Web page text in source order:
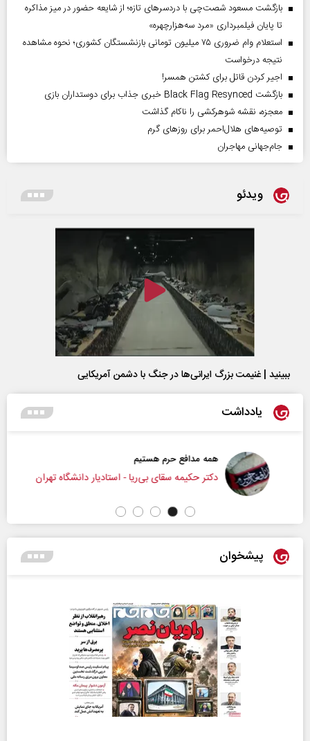
بازگشت مسعود شصت‌چی با دردسر‌های تازه؛ از شایعه حضور در میز مذاکره
تا پایان فیلمبرداری «مرد سه‌هزارچهره»
استعلام وام ضروری ۷۵ میلیون تومانی بازنشستگان کشوری؛ نحوه مشاهده
نتیجه درخواست
اجیر کردن قاتل برای کشتن همسر!
بازگشت Black Flag Resynced خبری جذاب برای دوستداران بازی
معجزه، نقشه شوهرکشی را ناکام گذاشت
توصیه‌های هلال‌احمر برای روز‌های گرم
جام‌جهانی مهاجران
ویدئو
ببینید | غنیمت بزرگ ایرانی‌ها در جنگ با دشمن آمریکایی
یادداشت
همه مدافع حرم هستیم
دکتر حکیمه سقای بی‌ریا - استادیار دانشگاه تهران
پیشخوان